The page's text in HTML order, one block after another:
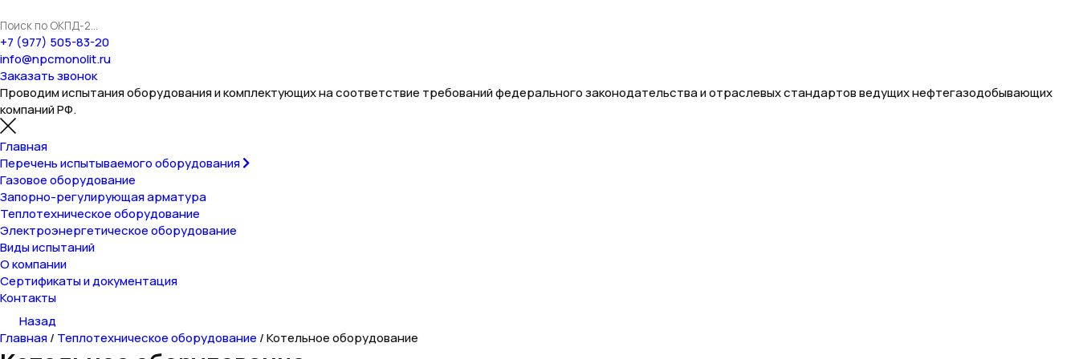
+7 (977) 505-83-20
info@npcmonolit.ru
Заказать звонок
Проводим испытания оборудования и комплектующих на соответствие требований федерального законодательства и отраслевых стандартов ведущих нефтегазодобывающих
компаний РФ.
Главная
Перечень испытываемого оборудования
Газовое оборудование
Запорно-регулирующая арматура
Теплотехническое оборудование
Электроэнергетическое оборудование
Виды испытаний
О компании
Сертификаты и документация
Контакты
Назад
Главная/ Теплотехническое оборудование /Котельное оборудование